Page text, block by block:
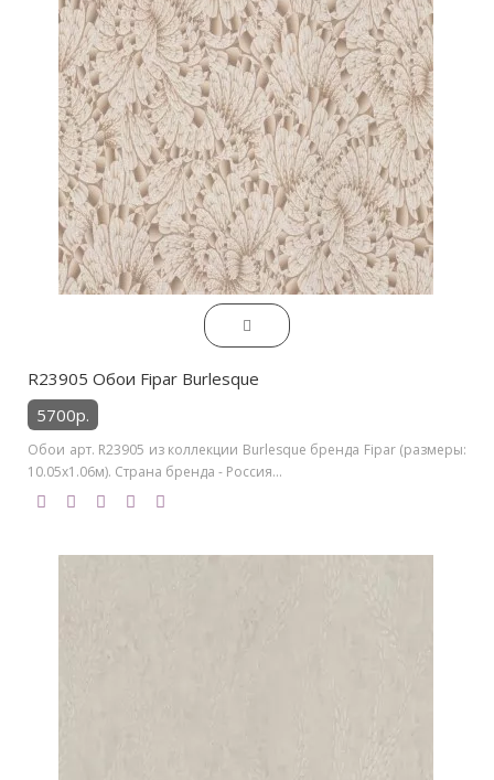
R23905 Обои Fipar Burlesque
5700р.
Обои арт. R23905 из коллекции Burlesque бренда Fipar (размеры:
10.05х1.06м). Страна бренда - Россия...